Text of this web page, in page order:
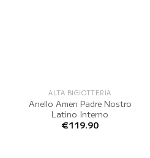
ALTA BIGIOTTERIA
Anello Amen Padre Nostro
Latino Interno
€119.90